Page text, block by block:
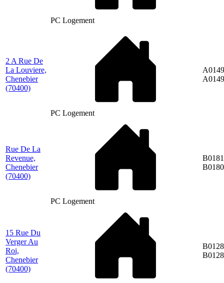
PC Logement
2 A Rue De
La Louviere,
Chenebier
(70400)
PC Logement
Rue De La
Revenue,
Chenebier
(70400)
PC Logement
B0180
15 Rue Du
Verger Au
Roi,
Chenebier
(70400)